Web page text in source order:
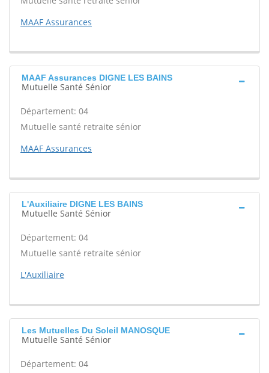
MAAF Assurances
MAAF Assurances DIGNE LES BAINS
Mutuelle Santé Sénior
Département: 04
Mutuelle santé retraite sénior
MAAF Assurances
L'Auxiliaire DIGNE LES BAINS
Mutuelle Santé Sénior
Département: 04
Mutuelle santé retraite sénior
L'Auxiliaire
Les Mutuelles Du Soleil MANOSQUE
Mutuelle Santé Sénior
Département: 04